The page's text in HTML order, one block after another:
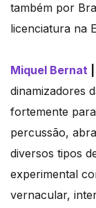
também por
licenciatura na
Miquel Bernat
dinamizadores
fortemente
percussão,
diversos tipos
experimental
vernacular,